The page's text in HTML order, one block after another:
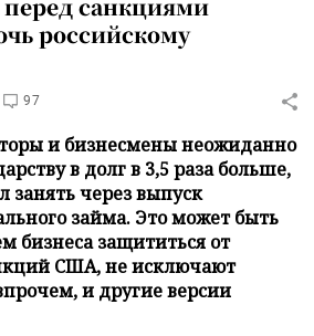
перед санкциями
российскому
97
и бизнесмены неожиданно
в долг в 3,5 раза больше,
через выпуск
займа. Это может быть
бизнеса защититься от
США, не исключают
и другие версии